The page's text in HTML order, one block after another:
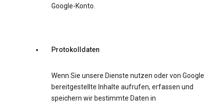
Google-Konto.
Protokolldaten
Wenn Sie unsere Dienste nutzen oder von Google
bereitgestellte Inhalte aufrufen, erfassen und
speichern wir bestimmte Daten in